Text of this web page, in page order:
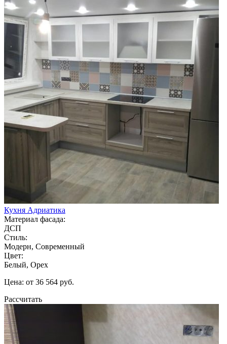
Кухня Адриатика
Материал фасада:
ДСП
Стиль:
Модерн, Современный
Цвет:
Белый, Орех
Цена: от 36 564 руб.
Рассчитать